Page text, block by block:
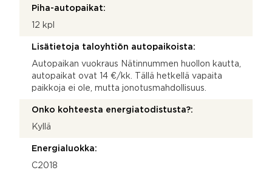
Piha-autopaikat:
12 kpl
Lisätietoja taloyhtiön autopaikoista:
Autopaikan vuokraus Nätinnummen huollon kautta,
autopaikat ovat 14 €/kk. Tällä hetkellä vapaita
paikkoja ei ole, mutta jonotusmahdollisuus.
Onko kohteesta energiatodistusta?:
Kyllä
Energialuokka:
C2018